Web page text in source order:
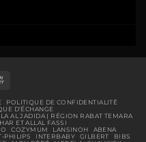
Delivery
POLITIQUE DE CONFIDENTIALITÉ
D’ÉCHANGE
AL JADIDA ( RÉGION RABAT TEMARA
ET ALLAL FASSI
COZYMUM LANSINOH
ABENA
PHILIPS INTERBABY GILBERT
BIBS